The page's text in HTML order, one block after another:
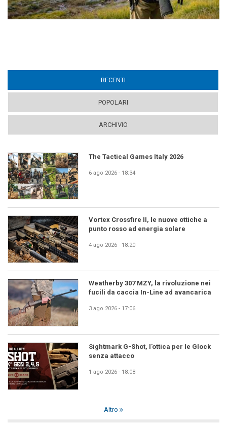
RECENTI
POPOLARI
ARCHIVIO
The Tactical Games Italy 2026
6 ago 2026 - 18:34
Vortex Crossfire II, le nuove ottiche a
punto rosso ad energia solare
4 ago 2026 - 18:20
Weatherby 307 MZY, la rivoluzione nei
fucili da caccia In-Line ad avancarica
3 ago 2026 - 17:06
Sightmark G-Shot, l'ottica per le Glock
senza attacco
1 ago 2026 - 18:08
Altro